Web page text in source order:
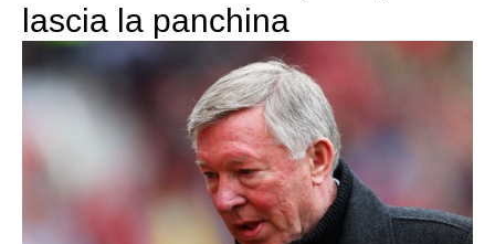
lascia la panchina